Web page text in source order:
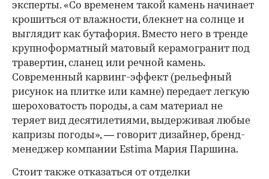
00:00 / 00:00
эксперты. «Со временем такой камень начинает
крошиться от влажности, блекнет на солнце и
выглядит как бутафория. Вместо него в тренде
крупноформатный матовый керамогранит под
травертин, сланец или речной камень.
Современный карвинг-эффект (рельефный
рисунок на плитке или камне) передает легкую
шероховатость породы, а сам материал не
теряет вид десятилетиями, выдерживая любые
капризы погоды», — говорит дизайнер, бренд-
менеджер компании Estima Мария Паршина.
Стоит также отказаться от отделки